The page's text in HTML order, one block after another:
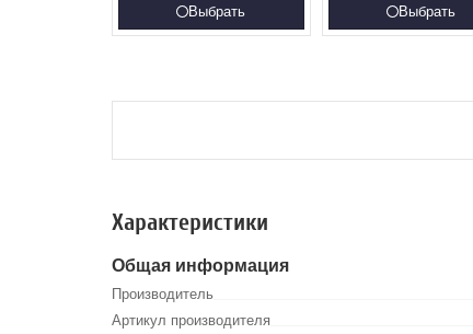
Выбрать Выбрать
Характеристики
Общая информация
Производитель
Артикул производителя